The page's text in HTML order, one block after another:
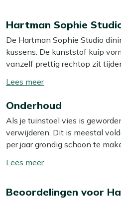
Hartman Sophie
De Hartman Sophie Studio
kussens. De kunststof kuip
vanzelf prettig rechtop zit
teakhout is een sterk
Eigenschappen
Dining tuinstoel:ideaal
Kunststof kuip:licht van
Gebogen rugleuning:
Bekijk meer Tuinstoelen
Toon/verberg
meer
Onderhoud
Als je tuinstoel vies is
verwijderen. Dit is meestal
per jaar grondig schoon te
gebruik géén
Extra bescherming
Toon/verberg
Beoordelingen voor